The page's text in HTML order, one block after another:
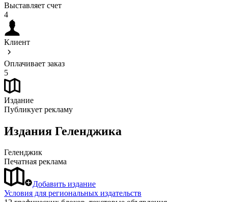
Выставляет счет
4
Клиент
Оплачивает заказ
5
Издание
Публикует рекламу
Издания Геленджика
Геленджик
Печатная реклама
Добавить издание
Условия для региональных издательств